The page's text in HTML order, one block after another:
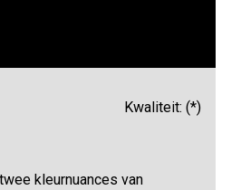
Kwaliteit: (*)
kleurnuances van